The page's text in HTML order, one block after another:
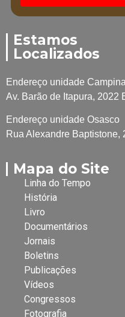
Estamos
Localizados
Endereço unidade
Av. Barão de Itapura, 2022
Endereço unidade Osasco
Rua Alexandre Baptistone,
Mapa do Site
Linha do Tempo
História
Livro
Documentários
Jornais
Boletins
Publicações
Vídeos
Congressos
Fotografia